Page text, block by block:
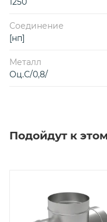
Соединение
[нп]
Металл
Оц.С/0,8/
Подойдут к